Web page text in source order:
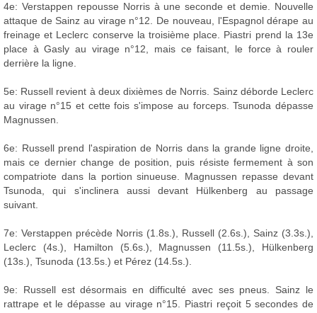
4e: Verstappen repousse Norris à une seconde et demie. Nouvelle
attaque de Sainz au virage n°12. De nouveau, l'Espagnol dérape au
freinage et Leclerc conserve la troisième place. Piastri prend la 13e
place à Gasly au virage n°12, mais ce faisant, le force à rouler
derrière la ligne.
5e: Russell revient à deux dixièmes de Norris. Sainz déborde Leclerc
au virage n°15 et cette fois s'impose au forceps. Tsunoda dépasse
Magnussen.
6e: Russell prend l'aspiration de Norris dans la grande ligne droite,
mais ce dernier change de position, puis résiste fermement à son
compatriote dans la portion sinueuse. Magnussen repasse devant
Tsunoda, qui s'inclinera aussi devant Hülkenberg au passage
suivant.
7e: Verstappen précède Norris (1.8s.), Russell (2.6s.), Sainz (3.3s.),
Leclerc (4s.), Hamilton (5.6s.), Magnussen (11.5s.), Hülkenberg
(13s.), Tsunoda (13.5s.) et Pérez (14.5s.).
9e: Russell est désormais en difficulté avec ses pneus. Sainz le
rattrape et le dépasse au virage n°15. Piastri reçoit 5 secondes de